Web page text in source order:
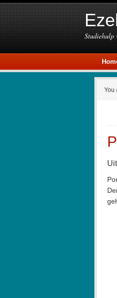
Studiehulp
You